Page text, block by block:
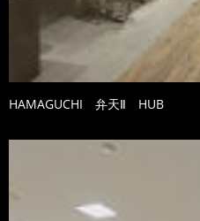
HAMAGUCHI 弁天Ⅱ HUB